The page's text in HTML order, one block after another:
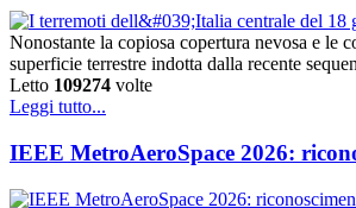
Nonostante la copiosa copertura nevosa e
superficie terrestre indotta dalla recente
Letto 109274 volte
Leggi tutto...
IEEE MetroAeroSpace 2026: